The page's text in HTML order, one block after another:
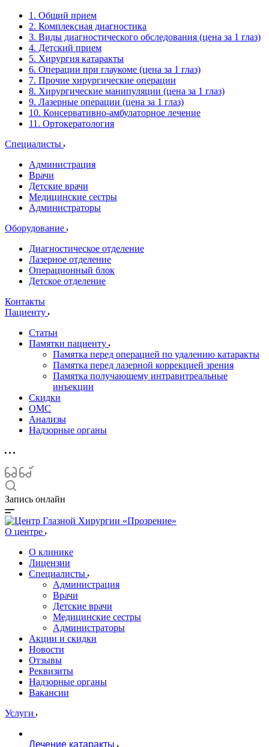
1. Общий прием
2. Комплексная диагностика
3. Виды диагностического обследования (цена за 1 глаз)
4. Детский прием
5. Хирургия катаракты
6. Операции при глаукоме (цена за 1 глаз)
7. Прочие хирургические операции
8. Хирургические манипуляции (цена за 1 глаз)
9. Лазерные операции (цена за 1 глаз)
10. Консервативно-амбулаторное лечение
11. Ортокератология
Специалисты
Администрация
Врачи
Детские врачи
Медицинские сестры
Администраторы
Оборудование
Диагностическое отделение
Лазерное отделение
Операционный блок
Детское отделение
Контакты
Пациенту
Статьи
Памятки пациенту
Памятка перед операцией по удалению катаракты
Памятка перед лазерной коррекцией зрения
Памятка получающему интравитреальные
инъекции
Скидки
ОМС
Анализы
Надзорные органы
Запись онлайн
О центре
О клинике
Лицензии
Специалисты
Администрация
Врачи
Детские врачи
Медицинские сестры
Администраторы
Акции и скидки
Новости
Отзывы
Реквизиты
Надзорные органы
Вакансии
Услуги
Лечение катаракты